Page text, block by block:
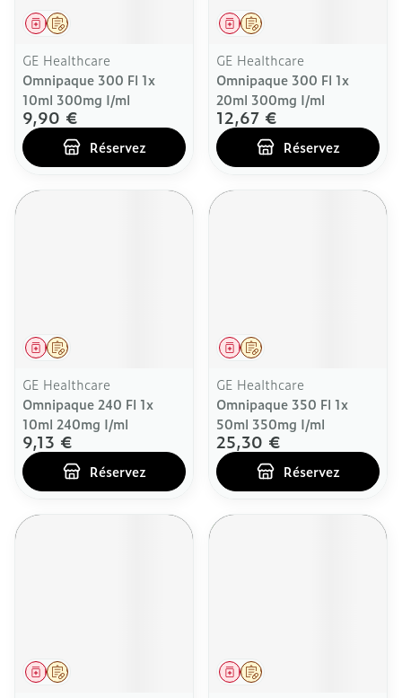
Sur prescription
Médicament
GE Healthcare
Omnipaque 300 Fl 1x
10ml 300mg I/ml
9,90 €
Réservez
Sur prescription
Médicament
GE Healthcare
Omnipaque 300 Fl 1x
20ml 300mg I/ml
12,67 €
Réservez
Sur prescription
Médicament
GE Healthcare
Omnipaque 240 Fl 1x
10ml 240mg I/ml
9,13 €
Réservez
Sur prescription
Médicament
GE Healthcare
Omnipaque 350 Fl 1x
50ml 350mg I/ml
25,30 €
Réservez
Sur prescription
Médicament Sur prescription
Médicament